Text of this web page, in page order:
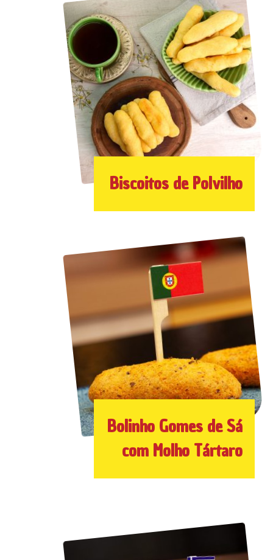
Biscoitos de Polvilho
Bolinho Gomes de Sá
com Molho Tártaro